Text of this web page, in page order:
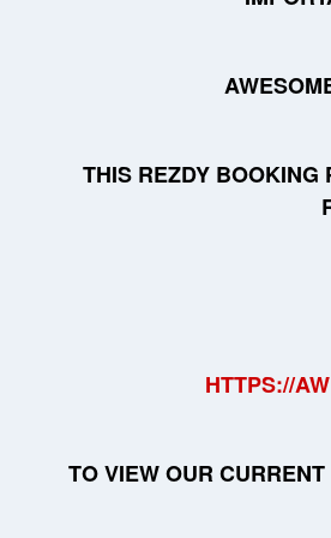
THIS REZDY BOOKING
HTTPS://
TO VIEW OUR